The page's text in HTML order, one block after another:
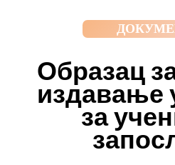
Образац
издавање
за